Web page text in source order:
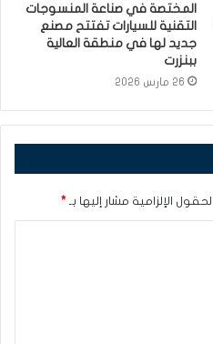
المختصة في صناعة المنسوجات
التقنية للسيارات تفتتح مصنع
جديد لها في منطقة العالية
ببنزرت
26 مارس 2026
الحقول الإلزامية مشار إليها بـ *